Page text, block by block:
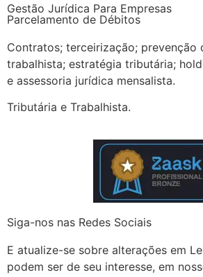
Gestão Jurídica Para Empresas
Parcelamento de Débitos
Contratos; terceirização; prevenção
trabalhista; estratégia tributária;
e assessoria jurídica mensalista.
Tributária e Trabalhista.
Siga-nos nas Redes Sociais
E atualize-se sobre alterações em
podem ser de seu interesse, em